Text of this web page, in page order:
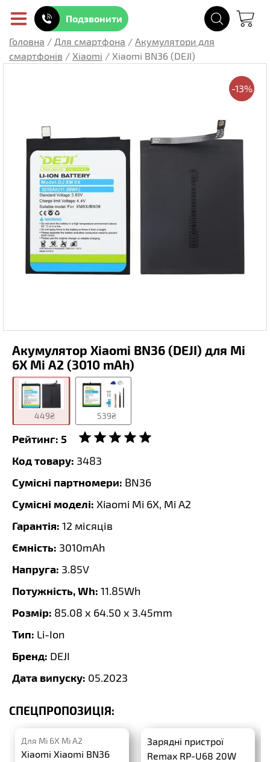
Подзвонити
Головна / Для смартфона / Акумулятори для
смартфонів / Xiaomi / Xiaomi BN36 (DEJI)
-13%
Акумулятор Xiaomi BN36 (DEJI) для Mi
6X Mi A2 (3010 mAh)
449₴ 539₴
Рейтинг: 5
Код товару: 3483
Сумісні партномери: BN36
Сумісні моделі: Xiaomi Mi 6X, Mi A2
Гарантія: 12 місяців
Ємність: 3010mAh
Напруга: 3.85V
Потужність, Wh: 11.85Wh
Розмір: 85.08 x 64.50 x 3.45mm
Тип: Li-Ion
Бренд: DEJI
Дата випуску: 05.2023
СПЕЦПРОПОЗИЦІЯ:
Для Mi 6X Mi A2
Xiaomi Xiaomi BN36
Зарядні пристрої
Remax RP-U68 20W